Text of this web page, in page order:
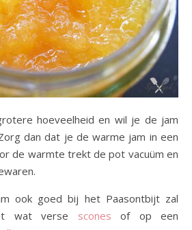
hoeveelheid en wil je de jam
dan dat je de warme jam in een
de warmte trekt de pot vacuüm en
ook goed bij het Paasontbijt zal
wat verse scones of op een